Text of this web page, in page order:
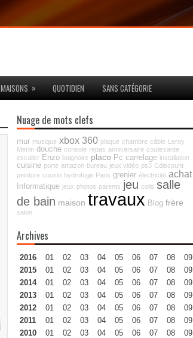
MAISONS » QUOTIDIEN SANS CATÉGORIE
Nuage de mots clefs
mur musique xbox 360 plaque chambre câble Leroy
Merlin douche console repas anniversaire coulissante
escalier Enzo baignoire placo Pc carrelage installation
cuisine porte amazon bureau jeux vidéo ps3 Cdiscount
peinture cousin hydrofuge Paris grenier électricité achat
Informatique jeux photos parents jeu colis salle
de bain maison travaux Blog frère
salon
Archives
2016 01 02 03 04 05 06 07 08 09
2015
01 02 03 04 05 06 07 08 09
2014
01 02 03 04 05 06 07 08 09
2013
01 02 03 04 05 06 07 08 09
2012
01 02 03 04 05 06 07 08 09
2011
01 02 03 04 05 06 07 08 09
2010
01 02 03 04 05 06 07 08 09